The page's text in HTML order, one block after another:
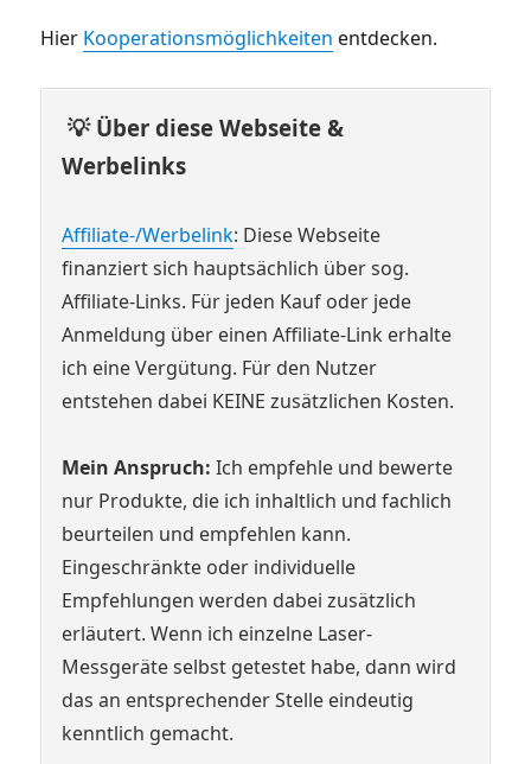
Hier Kooperationsmöglichkeiten entdecken.
💡 Über diese Webseite &
Werbelinks
Affiliate-/Werbelink: Diese Webseite
finanziert sich hauptsächlich über sog.
Affiliate-Links. Für jeden Kauf oder jede
Anmeldung über einen Affiliate-Link erhalte
ich eine Vergütung. Für den Nutzer
entstehen dabei KEINE zusätzlichen Kosten.
Mein Anspruch: Ich empfehle und bewerte
nur Produkte, die ich inhaltlich und fachlich
beurteilen und empfehlen kann.
Eingeschränkte oder individuelle
Empfehlungen werden dabei zusätzlich
erläutert. Wenn ich einzelne Laser-
Messgeräte selbst getestet habe, dann wird
das an entsprechender Stelle eindeutig
kenntlich gemacht.